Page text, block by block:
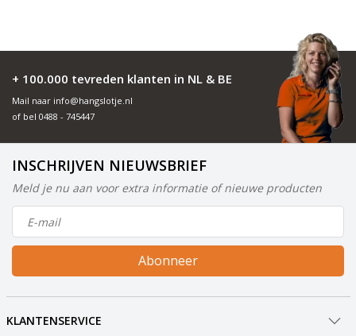
+ 100.000 tevreden klanten in NL & BE
Mail naar info@hangslotje.nl
of bel 0488 - 745447
INSCHRIJVEN NIEUWSBRIEF
Meld je nu aan voor extra informatie of nieuwe producten
Abonneer
KLANTENSERVICE